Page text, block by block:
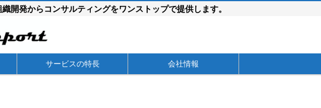
開発からコンサルティングをワンストップで提供します。
サービスの特長 会社情報